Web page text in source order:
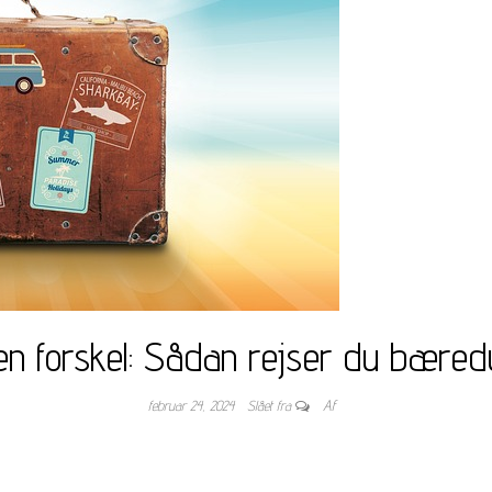
forskel: Sådan rejser du
februar 24, 2024 Slået fra Af